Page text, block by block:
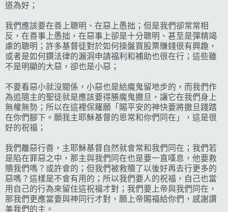
道為好；
我們應該要在善上聰明、在惡上愚拙；但是我們卻常常相
反，在善事上愚拙，在惡事上卻是十分聰明、甚至是彈精竭
慮的聰明；許多基督徒對於如何操盤買股票賺錢很有興趣，
或者是如何鑽法律的漏洞申請福利和補助也很在行；這些雖
不是明顯的大惡，卻也是小惡；
不要看惡小就沒關係，小惡也是給魔鬼留地步的，而我們作
為追隨主的聖徒就是應該要得勝魔鬼撒旦，讓它在我們身上
無權無勢；所以在這裡保羅願「賜平安的神快要將撒旦踐踏
在你們腳下。願我主耶穌基督的恩常和你們同在」，這是很
好的祝福；
我們離惡行善，主耶穌基督自然就會常和我們同在；我們若
是陷在罪惡之中，那主與我們同在也是要一直嘆息，他要救
贖我們嗎？或許會的；但我們被救贖了以後好再去行更多的
惡嗎？這樣是不會有用的；所以我們要人的祝福，自己也當
用自己的行為來留住這祝福才對；我們要上帝與我們同在，
那我們更應當要與神同行才對，願上帝賜福給你們，感謝讚
美我們的主。